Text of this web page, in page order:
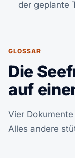
der geplante
GLOSSAR
Die
auf
Vier
Alles andere